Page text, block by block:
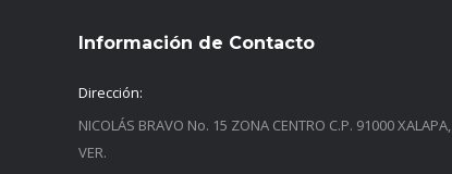
Información de Contacto
Dirección:
NICOLÁS BRAVO No. 15 ZONA CENTRO C.P. 91000 XALAPA,
VER.